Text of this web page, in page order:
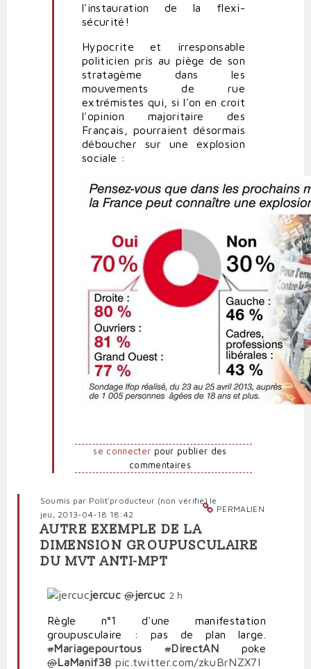
l'instauration de la flexi-
sécurité!
Hypocrite et irresponsable
politicien pris au piège de son
stratagème dans les
mouvements de rue
extrémistes qui, si l'on en croit
l'opinion majoritaire des
Français, pourraient désormais
déboucher sur une explosion
sociale :
se connecter pour publier des
commentaires
PERMALIEN
Soumis par Polit'producteur (non vérifié) le
jeu, 2013-04-18 18:42
AUTRE EXEMPLE DE LA
DIMENSION GROUPUSCULAIRE
DU MVT ANTI-MPT
jercuc @jercuc 2 h
Règle n°1 d'une manifestation
groupusculaire : pas de plan large.
#Mariagepourtous #DirectANpoke
@LaManif38 pic.twitter.com/zkuBrNZX7I